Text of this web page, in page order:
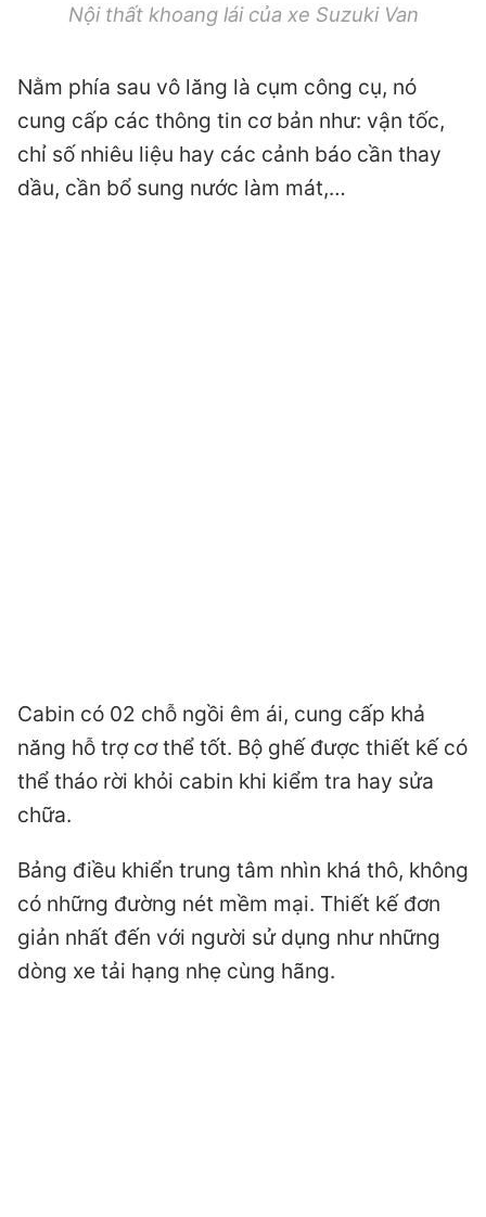
Nội thất khoang lái của xe Suzuki Van
Nằm phía sau vô lăng là cụm công cụ, nó
cung cấp các thông tin cơ bản như: vận tốc,
chỉ số nhiêu liệu hay các cảnh báo cần thay
dầu, cần bổ sung nước làm mát,…
Cabin có 02 chỗ ngồi êm ái, cung cấp khả
năng hỗ trợ cơ thể tốt. Bộ ghế được thiết kế có
thể tháo rời khỏi cabin khi kiểm tra hay sửa
chữa.
Bảng điều khiển trung tâm nhìn khá thô, không
có những đường nét mềm mại. Thiết kế đơn
giản nhất đến với người sử dụng như những
dòng xe tải hạng nhẹ cùng hãng.